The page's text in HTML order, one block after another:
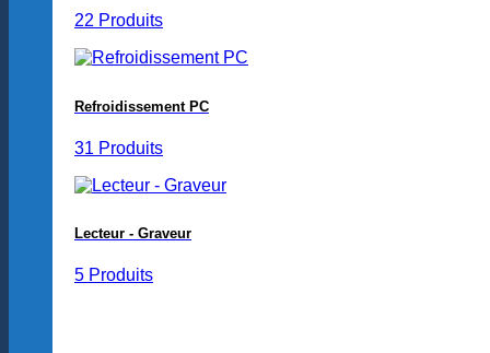
22 Produits
Refroidissement PC
31 Produits
Lecteur - Graveur
5 Produits